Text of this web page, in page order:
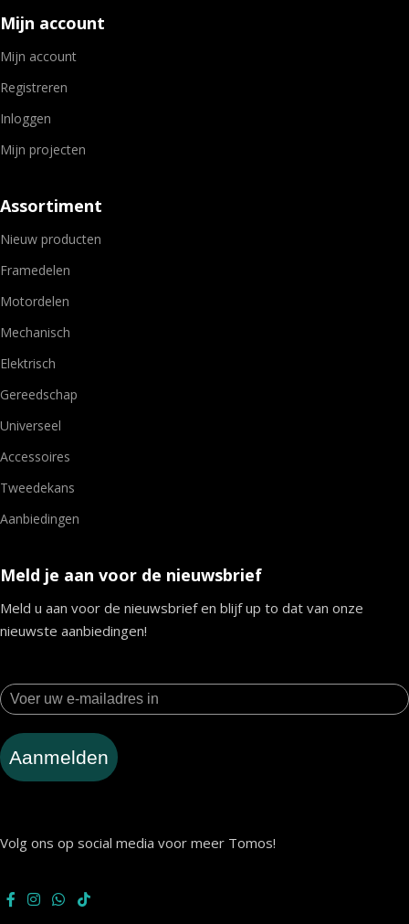
Mijn account
Mijn account
Registreren
Inloggen
Mijn projecten
Assortiment
Nieuw producten
Framedelen
Motordelen
Mechanisch
Elektrisch
Gereedschap
Universeel
Accessoires
Tweedekans
Aanbiedingen
Meld je aan voor de nieuwsbrief
Meld u aan voor de nieuwsbrief en blijf up to dat van onze
nieuwste aanbiedingen!
Aanmelden
Volg ons op social media voor meer Tomos!